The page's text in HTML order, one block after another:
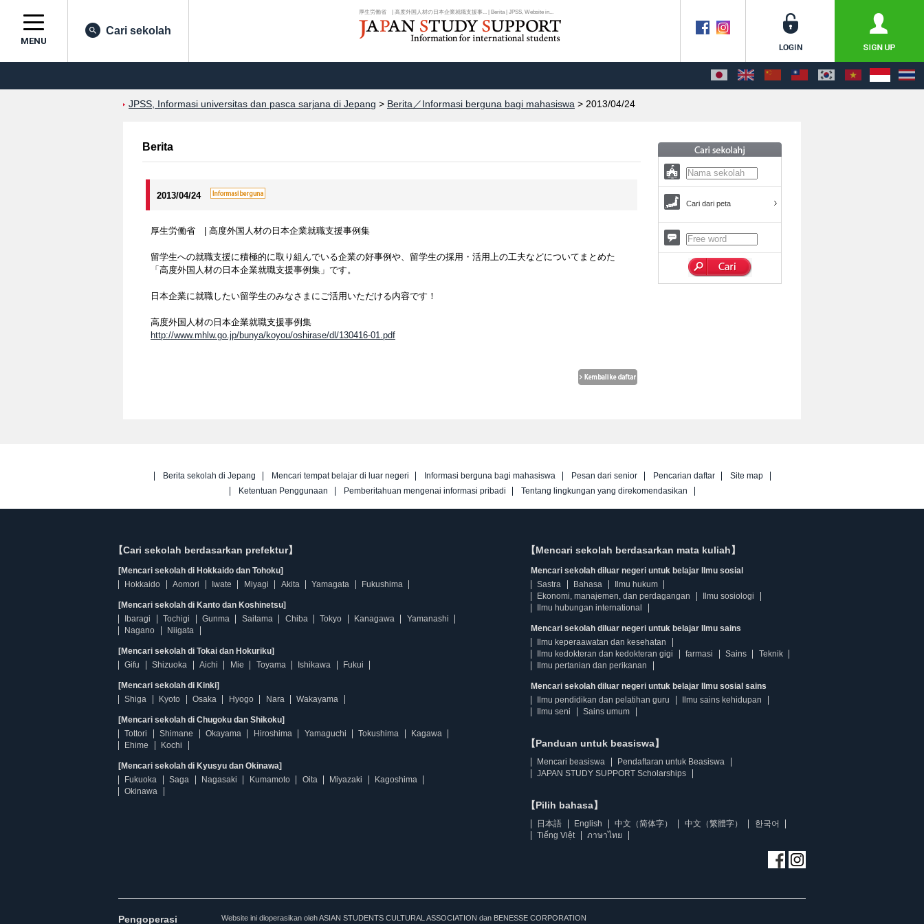
厚生労働省 | 高度外国人材の日本企業就職支援事... | Berita | JPSS, Website in...
MENU
Cari sekolah
JPSS, Informasi universitas dan pasca sarjana di Jepang > Berita／Informasi berguna bagi mahasiswa > 2013/04/24
Berita
2013/04/24
厚生労働省 | 高度外国人材の日本企業就職支援事例集
留学生への就職支援に積極的に取り組んでいる企業の好事例や、留学生の採用・活用上の工夫などについてまとめた
「高度外国人材の日本企業就職支援事例集」です。
日本企業に就職したい留学生のみなさまにご活用いただける内容です！
高度外国人材の日本企業就職支援事例集
http://www.mhlw.go.jp/bunya/koyou/oshirase/dl/130416-01.pdf
Cari dari peta
Berita sekolah di Jepang Mencari tempat belajar di luar negeri Informasi berguna bagi mahasiswa Pesan dari senior Pencarian daftar
Site map
Ketentuan Penggunaan
Pemberitahuan mengenai informasi pribadi Tentang lingkungan yang direkomendasikan
【Cari sekolah berdasarkan prefektur】
[Mencari sekolah di Hokkaido dan Tohoku]
Hokkaido
Aomori Iwate Miyagi Akita Yamagata Fukushima
[Mencari sekolah di Kanto dan Koshinetsu]
Ibaragi
Tochigi Gunma Saitama Chiba Tokyo Kanagawa
Yamanashi
Nagano
Niigata
[Mencari sekolah di Tokai dan Hokuriku]
Gifu
Shizuoka Aichi Mie Toyama Ishikawa Fukui
[Mencari sekolah di Kinki]
Shiga
Kyoto Osaka Hyogo Nara Wakayama
[Mencari sekolah di Chugoku dan Shikoku]
Tottori
Shimane Okayama Hiroshima Yamaguchi Tokushima
Kagawa
Ehime
Kochi
[Mencari sekolah di Kyusyu dan Okinawa]
Fukuoka
Saga Nagasaki Kumamoto Oita Miyazaki
Kagoshima
Okinawa
【Mencari sekolah berdasarkan mata kuliah】
Mencari sekolah diluar negeri untuk belajar Ilmu sosial
Sastra
Bahasa
Ilmu hukum
Ekonomi, manajemen, dan perdagangan
Ilmu sosiologi
Ilmu hubungan international
Mencari sekolah diluar negeri untuk belajar Ilmu sains
Ilmu keperaawatan dan kesehatan
Ilmu kedokteran dan kedokteran gigi
farmasi Sains
Teknik
Ilmu pertanian dan perikanan
Mencari sekolah diluar negeri untuk belajar Ilmu sosial sains
Ilmu pendidikan dan pelatihan guru
Ilmu sains kehidupan
Ilmu seni
Sains umum
【Panduan untuk beasiswa】
Mencari beasiswa
Pendaftaran untuk Beasiswa
JAPAN STUDY SUPPORT Scholarships
【Pilih bahasa】
日本語 English 中文（简体字） 中文（繁體字）
한국어
Tiếng Việt
ภาษาไทย
Pengoperasi Website ini dioperasikan oleh ASIAN STUDENTS CULTURAL ASSOCIATION dan BENESSE CORPORATION